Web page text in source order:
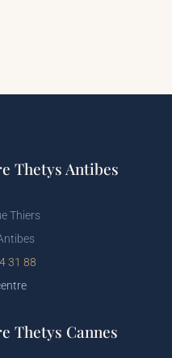
Thetys Antibes
Thiers
31 88
Thetys Cannes